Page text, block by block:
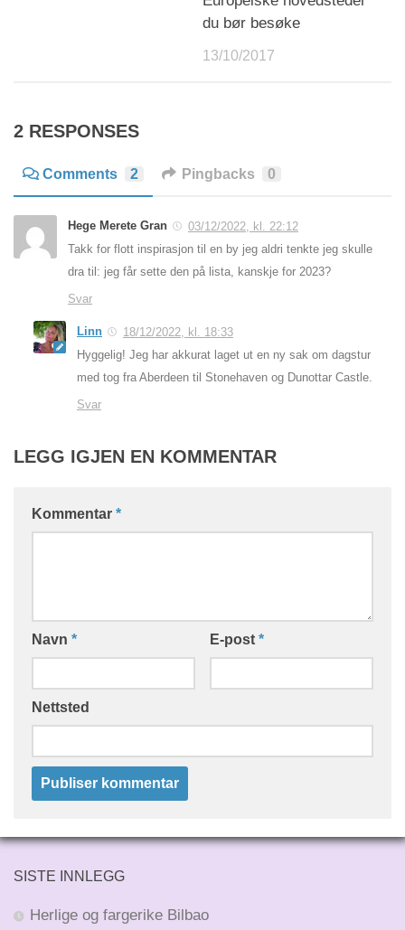
du bør besøke
13/10/2017
2 RESPONSES
Comments 2 Pingbacks 0
Hege Merete Gran
03/12/2022, kl. 22:12
Takk for flott inspirasjon til en by jeg aldri tenkte jeg skulle
dra til: jeg får sette den på lista, kanskje for 2023?
Svar
Linn
18/12/2022, kl. 18:33
Hyggelig! Jeg har akkurat laget ut en ny sak om dagstur
med tog fra Aberdeen til Stonehaven og Dunottar Castle.
Svar
LEGG IGJEN EN KOMMENTAR
Kommentar *
Navn * E-post *
Nettsted
SISTE INNLEGG
Herlige og fargerike Bilbao